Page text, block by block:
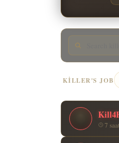
KILLER'S JOB
7